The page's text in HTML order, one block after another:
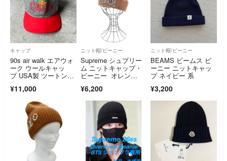
キャップ
90s air walk エアウォ
ーク ウールキャッ
プ USA製 ツートンカ
¥11,000
ニット帽/ビーニー
Supreme シュプリー
ム ニットキャップ・
ビーニー オレン
【送料無料】
¥6,200
ニット帽/ビーニー
BEAMS ビームス ビ
ーニー ニットキャッ
プ ネイビー 系
¥3,200